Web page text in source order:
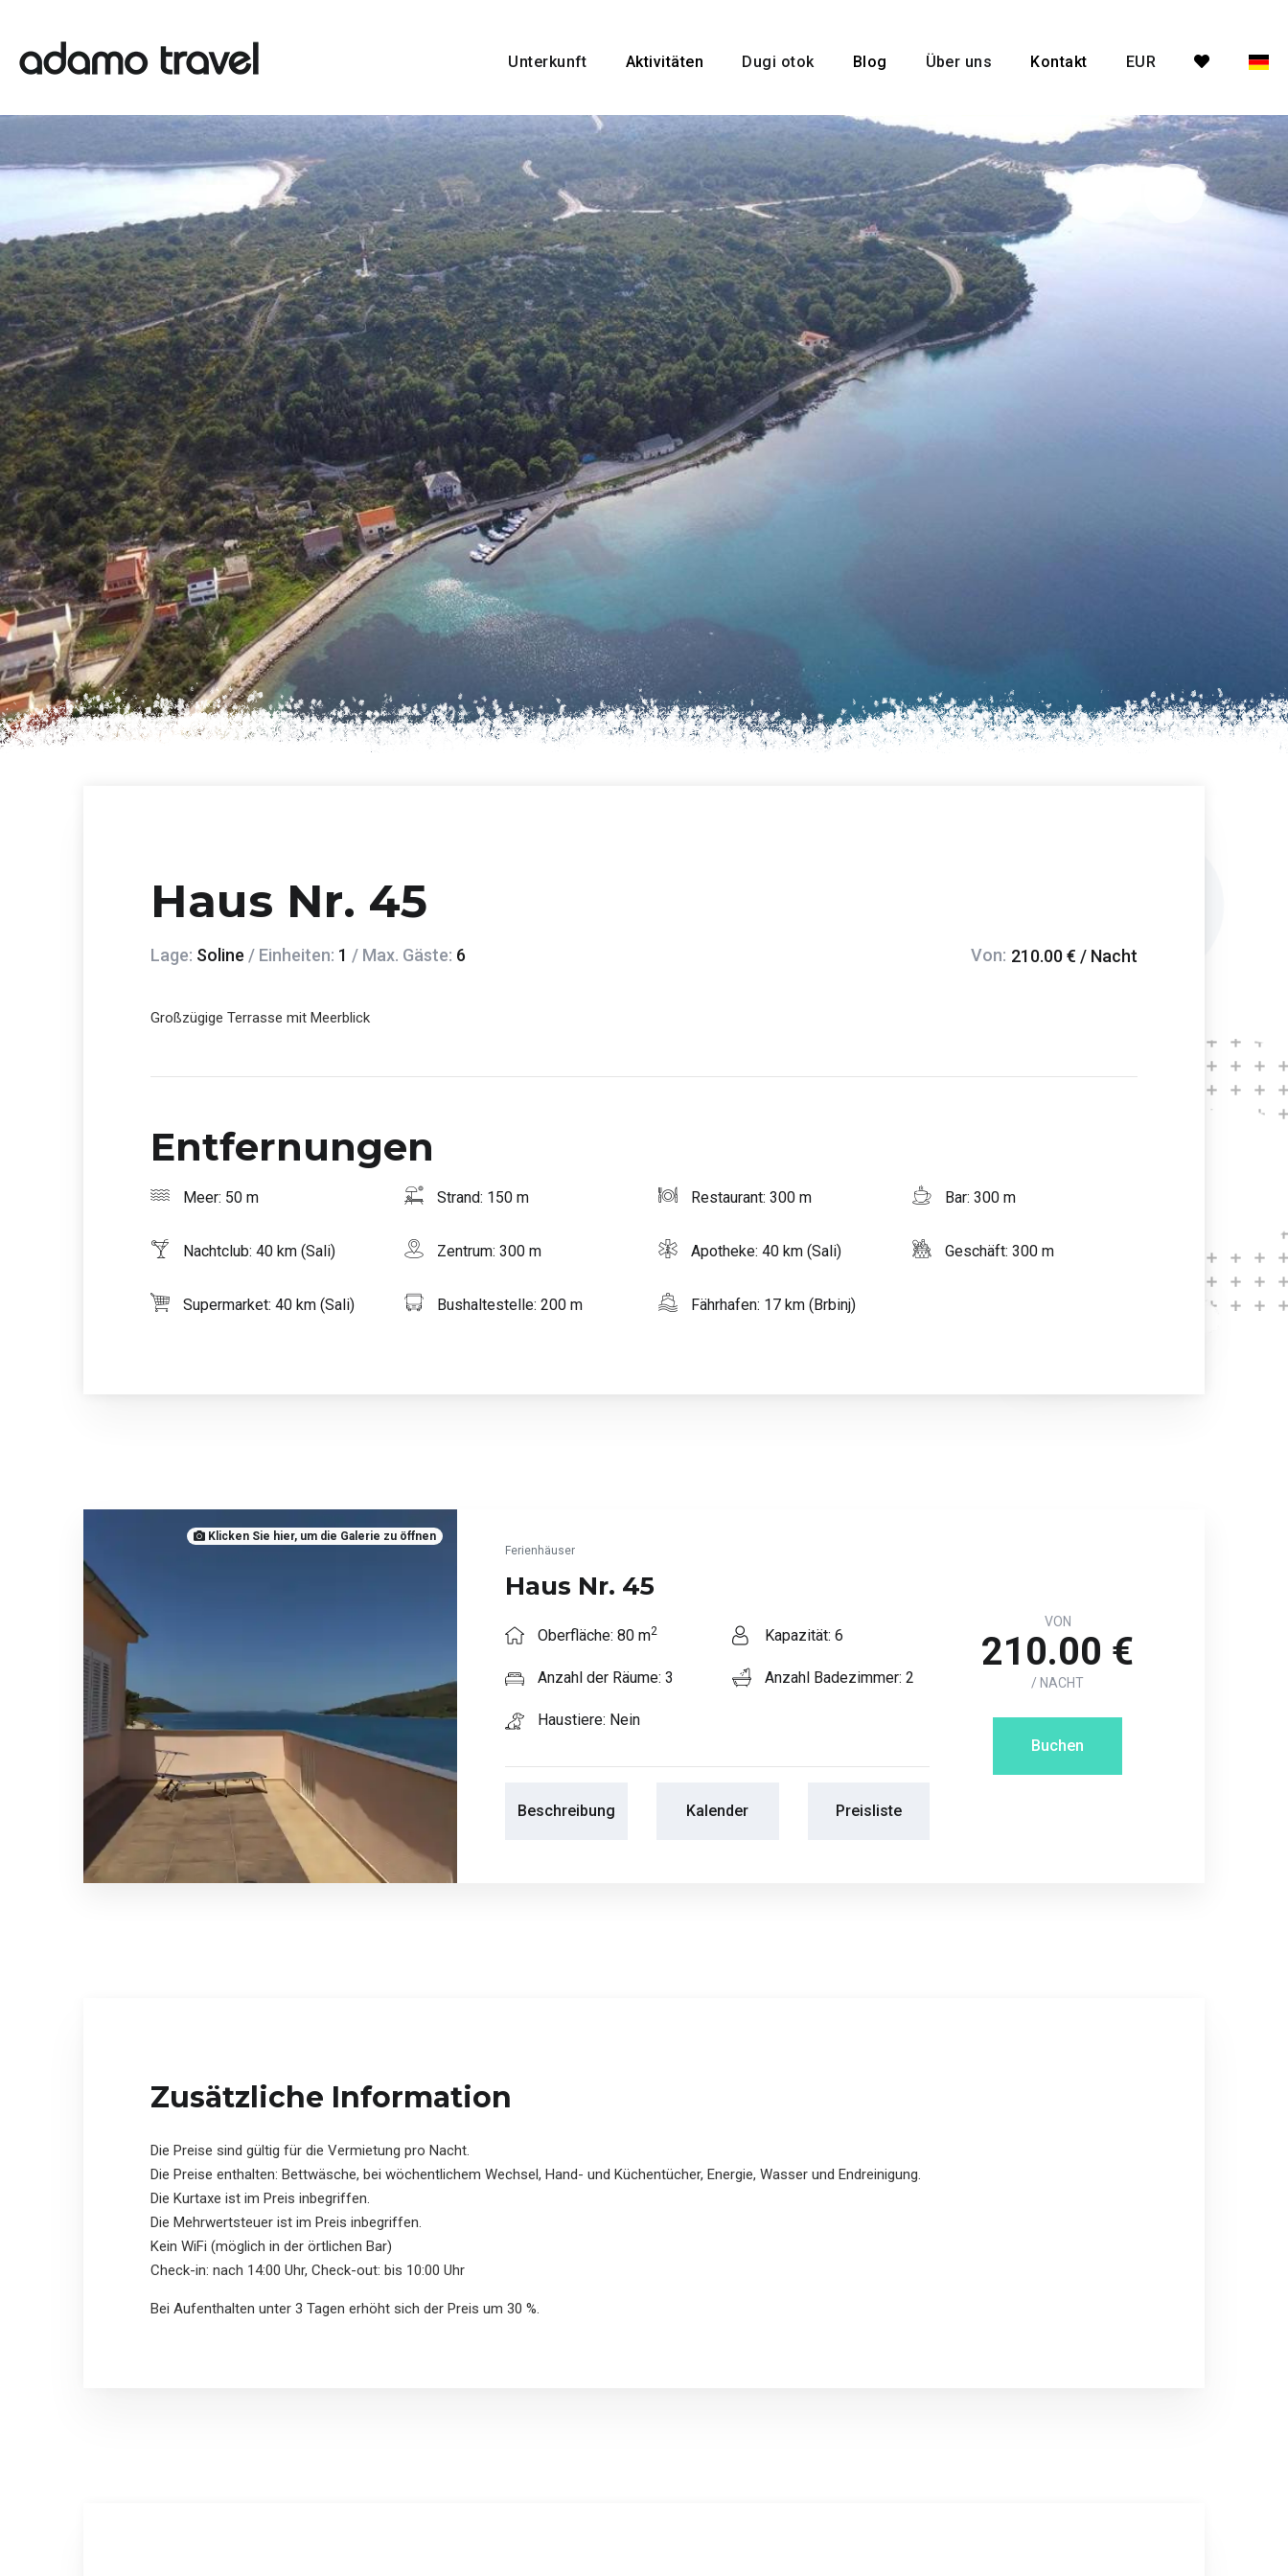
Unterkunft Aktivitäten Dugi otok Blog Über uns Kontakt EUR
Haus Nr. 45
Lage: Soline / Einheiten: 1 / Max. Gäste: 6 Von: 210.00 € / Nacht
Großzügige Terrasse mit Meerblick
Entfernungen
Meer: 50 m Strand: 150 m Restaurant: 300 m Bar: 300 m
Nachtclub: 40 km (Sali) Zentrum: 300 m Apotheke: 40 km (Sali) Geschäft: 300 m
Supermarket: 40 km (Sali) Bushaltestelle: 200 m Fährhafen: 17 km (Brbinj)
Klicken Sie hier, um die Galerie zu öffnen
Ferienhäuser
Haus Nr. 45
Oberfläche: 80 m2 Kapazität: 6
Anzahl der Räume: 3 Anzahl Badezimmer: 2
Haustiere: Nein
Beschreibung Kalender Preisliste
VON
210.00 €
/ NACHT
Buchen
Zusätzliche Information
Die Preise sind gültig für die Vermietung pro Nacht.
Die Preise enthalten: Bettwäsche, bei wöchentlichem Wechsel, Hand- und Küchentücher, Energie, Wasser und Endreinigung.
Die Kurtaxe ist im Preis inbegriffen.
Die Mehrwertsteuer ist im Preis inbegriffen.
Kein WiFi (möglich in der örtlichen Bar)
Check-in: nach 14:00 Uhr, Check-out: bis 10:00 Uhr
Bei Aufenthalten unter 3 Tagen erhöht sich der Preis um 30 %.